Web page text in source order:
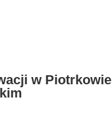
w Piotrkowie